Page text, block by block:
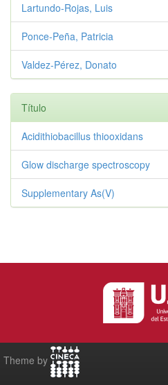
Lartundo‑Rojas, Luis
Ponce‑Peña, Patricia
Valdez‑Pérez, Donato
Título
Acidithiobacillus thiooxidans
Glow discharge spectroscopy
Supplementary As(V)
Theme by